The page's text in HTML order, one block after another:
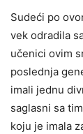
Sudeći po
vek odradila
učenici ovim
poslednja
imali jednu
saglasni sa
koju je imala